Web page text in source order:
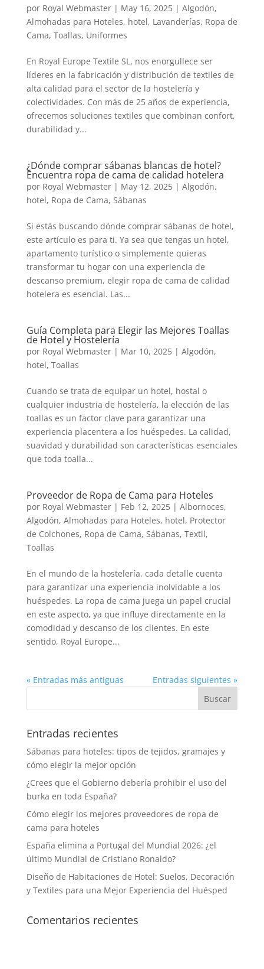
por Royal Webmaster| May 16, 2025| Algodón,
Almohadas para Hoteles, hotel, Lavanderías, Ropa de
Cama, Toallas, Uniformes
En Royal Europe Textile SL, nos enorgullece ser
líderes en la fabricación y distribución de textiles de
alta calidad para el sector de la hostelería y
colectividades. Con más de 25 años de experiencia,
ofrecemos soluciones textiles que combinan confort,
durabilidad y...
¿Dónde comprar sábanas blancas de hotel?
Encuentra ropa de cama de calidad hotelera
por Royal Webmaster| May 12, 2025| Algodón,
hotel, Ropa de Cama, Sábanas
Si estás buscando dónde comprar sábanas de hotel,
este artículo es para ti. Ya sea que tengas un hotel,
apartamento turístico o simplemente quieras
transformar tu hogar con una experiencia de
descanso premium, elegir ropa de cama de calidad
hotelera es esencial. Las...
Guía Completa para Elegir las Mejores Toallas
de Hotel y Hostelería
por Royal Webmaster| Mar 10, 2025| Algodón,
hotel, Toallas
Cuando se trata de equipar un hotel, hostal o
cualquier industria de hostelería, la elección de las
toallas es un factor clave para garantizar una
experiencia placentera a los huéspedes. La calidad,
suavidad y durabilidad son características esenciales
que toda toalla...
Proveedor de Ropa de Cama para Hoteles
por Royal Webmaster| Feb 12, 2025| Albornoces,
Algodón, Almohadas para Hoteles, hotel, Protector
de Colchones, Ropa de Cama, Sábanas, Textil,
Toallas
En el mundo de la hostelería, cada detalle cuenta
para garantizar una experiencia inolvidable a los
huéspedes. La ropa de cama juega un papel crucial
en este aspecto, ya que influye directamente en la
comodidad y descanso de los clientes. En este
sentido, Royal Europe...
« Entradas más antiguas Entradas siguientes »
Entradas recientes
Sábanas para hoteles: tipos de tejidos, gramajes y
cómo elegir la mejor opción
¿Crees que el Gobierno debería prohibir el uso del
burka en toda España?
Cómo elegir los mejores proveedores de ropa de
cama para hoteles
España elimina a Portugal del Mundial 2026: ¿el
último Mundial de Cristiano Ronaldo?
Diseño de Habitaciones de Hotel: Suelos, Decoración
y Textiles para una Mejor Experiencia del Huésped
Comentarios recientes